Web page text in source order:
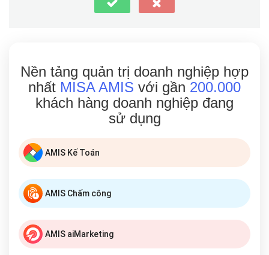
Nền tảng quản trị doanh nghiệp hợp
nhất MISA AMIS với gần 200.000
khách hàng doanh nghiệp đang
sử dụng
AMIS Kế Toán
AMIS Chấm công
AMIS aiMarketing